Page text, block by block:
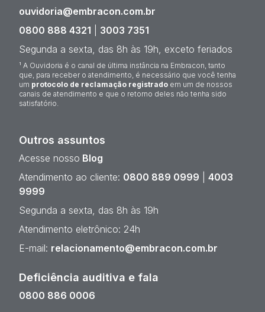
ouvidoria@embracon.com.br
0800 888 4321
3003 7351
Segunda a sexta, das 8h às 19h, exceto feriados
¹ A Ouvidoria é o canal de última instância na Embracon, tanto
que, para receber o atendimento, é necessário que você tenha
um protocolo de reclamação registrado em um de nossos
canais de atendimento e que o retorno deles não tenha sido
satisfatório.
Outros assuntos
Acesse nosso Blog
Atendimento ao cliente: 0800 889 0999
4003
9999
Segunda a sexta, das 8h às 19h
Atendimento eletrônico: 24h
E-mail: relacionamento@embracon.com.br
Deficiência auditiva e fala
0800 886 0006